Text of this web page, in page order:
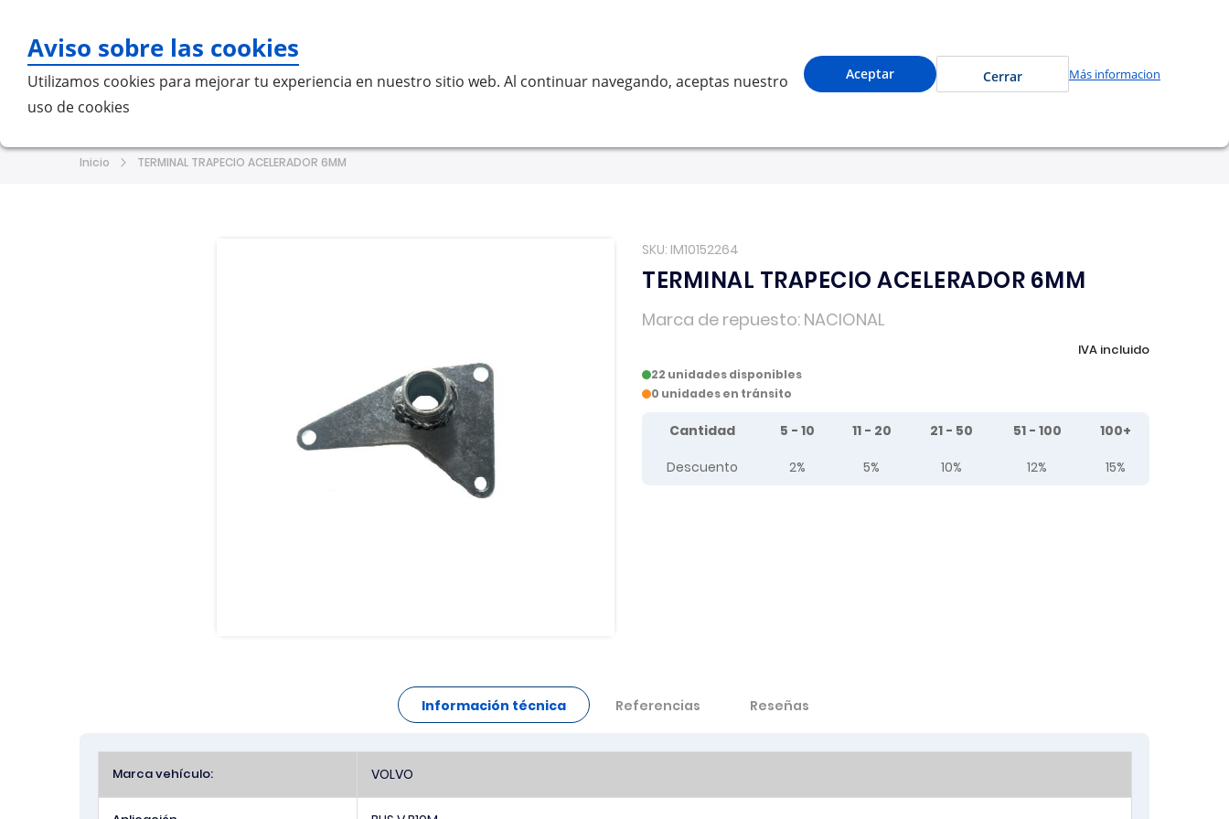
Aviso sobre las cookies
Utilizamos cookies para mejorar tu experiencia en nuestro sitio web. Al continuar navegando, aceptas nuestro
uso de cookies
Aceptar Cerrar Más informacion
Buscar
Cuenta Mi Carrito
Inicio TERMINAL TRAPECIO ACELERADOR 6MM
SKU IM10152264
TERMINAL TRAPECIO ACELERADOR 6MM
Marca de repuesto NACIONAL
IVA incluido
22 unidades disponibles
0 unidades en tránsito
Tier prices table
Cantidad 5 - 10 11 - 20 21 - 50 51 - 100
100+
Descuento
2% 5% 10% 12% 15%
Información técnica
Información
Marca vehículo: VOLVO
Referencias Reseñas